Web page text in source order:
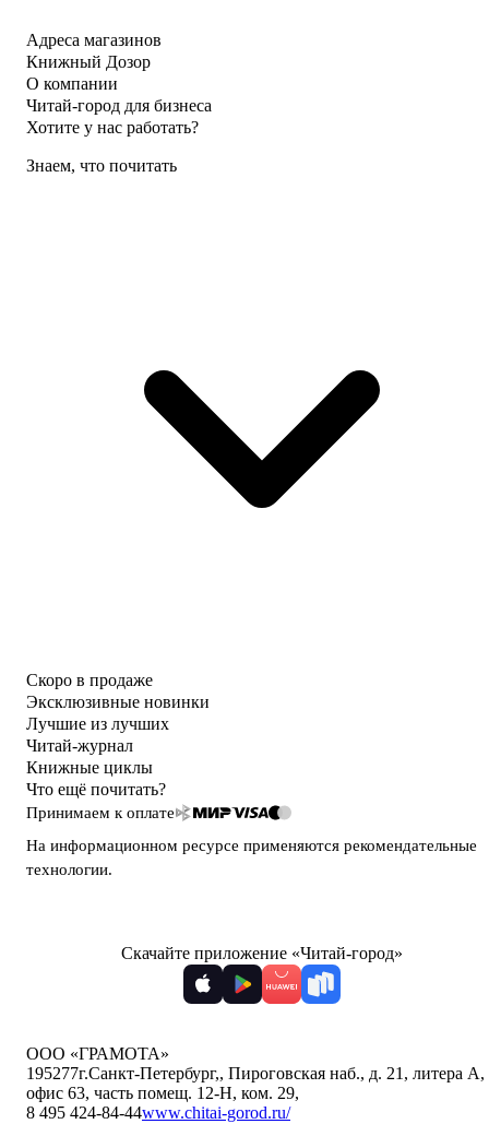
Адреса магазинов
Книжный Дозор
О компании
Читай-город для бизнеса
Хотите у нас работать?
Знаем, что почитать
Скоро в продаже
Эксклюзивные новинки
Лучшие из лучших
Читай-журнал
Книжные циклы
Что ещё почитать?
Принимаем к оплате
На информационном ресурсе применяются рекомендательные
технологии.
Скачайте приложение «Читай-город»
ООО «ГРАМОТА»
195277г.Санкт-Петербург,, Пироговская наб., д. 21, литера А,
офис 63, часть помещ. 12-Н, ком. 29,
8 495 424-84-44www.chitai-gorod.ru/